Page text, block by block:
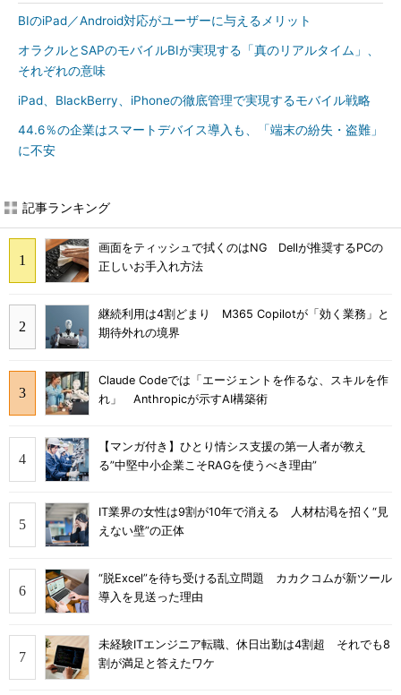
BIのiPad／Android対応がユーザーに与えるメリット
オラクルとSAPのモバイルBIが実現する「真のリアルタイム」、
それぞれの意味
iPad、BlackBerry、iPhoneの徹底管理で実現するモバイル戦略
44.6％の企業はスマートデバイス導入も、「端末の紛失・盗難」
に不安
記事ランキング
画面をティッシュで拭くのはNG Dellが推奨するPCの
正しいお手入れ方法
継続利用は4割どまり M365 Copilotが「効く業務」と
期待外れの境界
Claude Codeでは「エージェントを作るな、スキルを作
れ」 Anthropicが示すAI構築術
【マンガ付き】ひとり情シス支援の第一人者が教え
る”中堅中小企業こそRAGを使うべき理由”
IT業界の女性は9割が10年で消える 人材枯渇を招く“見
えない壁”の正体
“脱Excel”を待ち受ける乱立問題 カカクコムが新ツール
導入を見送った理由
未経験ITエンジニア転職、休日出勤は4割超 それでも8
割が満足と答えたワケ